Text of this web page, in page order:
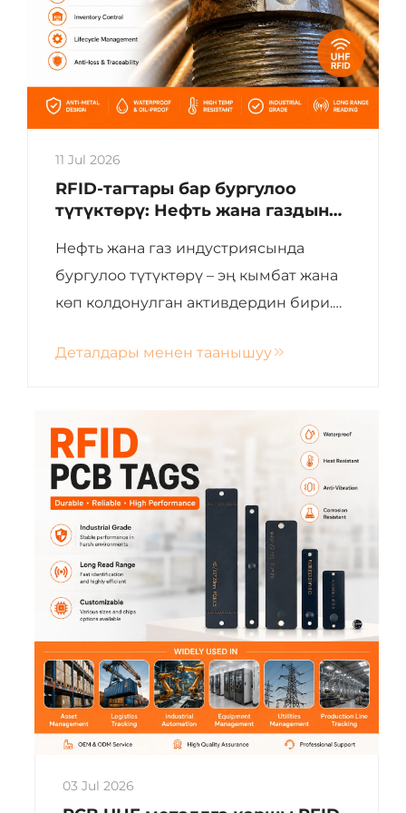
11 Jul 2026
RFID-тагтары бар бургулоо
түтүктөрү: Нефть жана газдын
идентификациялоо жана
циклдык өмүрүн башкарууну
өзгөртүү
Нефть жана газ индустриясында
бургулоо түтүктөрү – эң кымбат жана
көп колдонулган активдердин бири.
басымга, оор жүктөргө, вибрацияга
кайра учурайт. Түтүктөрдү так
идентификациялоо жана ...
Деталдары менен таанышуу
03 Jul 2026